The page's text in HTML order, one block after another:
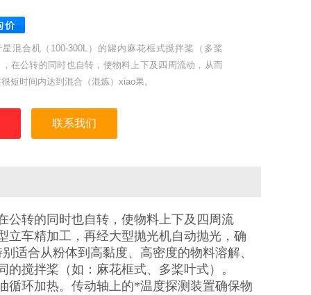
星混合机（100-300L）的罐内麻花框式搅拌桨（多桨
在公转的同时也自转，使物料上下及四周流动，从而
短时间内达到混合（混炼）xiao果。
联系我们
公转的同时也自转，使物料上下及四周流
立车精加工，再经大型抛光机自动抛光，确
适合从粉体到高黏度、高密度的物料溶解、
搅拌桨（如：麻花框式、多桨叶式）。
循环加热。传动轴上的*温度探测装置确保物